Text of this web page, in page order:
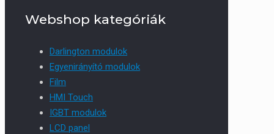
Webshop kategóriák
Darlington modulok
Egyenirányító modulok
Film
HMI Touch
IGBT modulok
LCD panel